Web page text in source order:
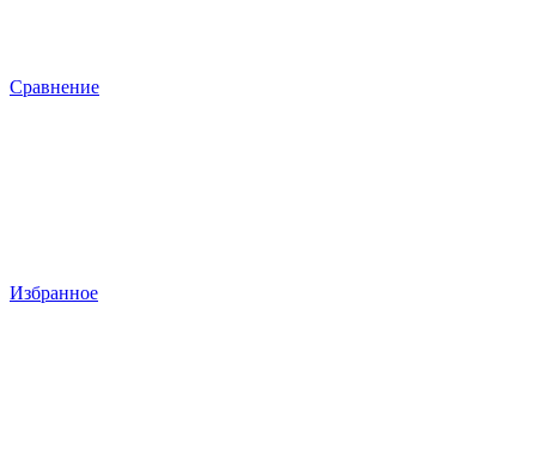
Сравнение
Избранное